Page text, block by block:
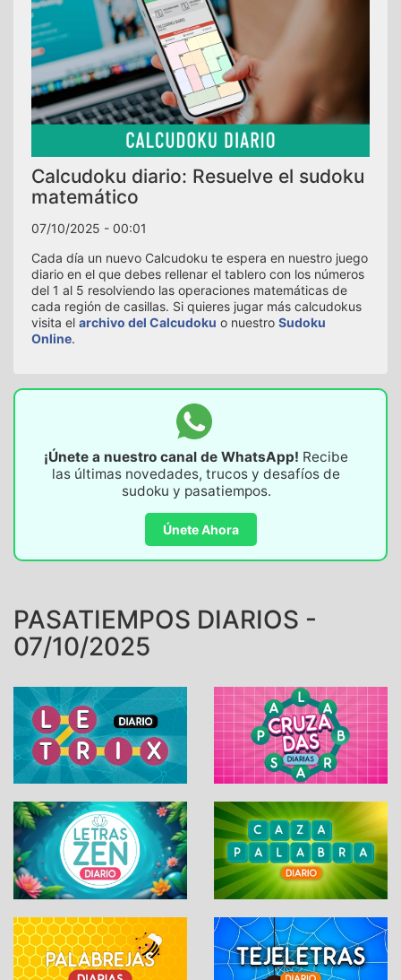
Calcudoku diario: Resuelve el sudoku
matemático
07/10/2025 - 00:01
Cada día un nuevo Calcudoku te espera en nuestro juego
diario en el que debes rellenar el tablero con los números
del 1 al 5 resolviendo las operaciones matemáticas de
cada región de casillas. Si quieres jugar más calcudokus
visita el archivo del Calcudoku o nuestro Sudoku
Online.
¡Únete a nuestro canal de WhatsApp! Recibe
las últimas novedades, trucos y desafíos de
sudoku y pasatiempos.
Únete Ahora
PASATIEMPOS DIARIOS -
07/10/2025